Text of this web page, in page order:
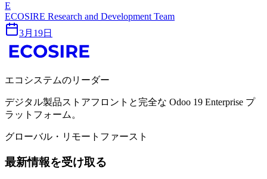
E
ECOSIRE Research and Development Team
3月19日
エコシステムのリーダー
デジタル製品ストアフロントと完全な Odoo 19 Enterprise プ
ラットフォーム。
グローバル・リモートファースト
最新情報を受け取る